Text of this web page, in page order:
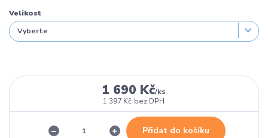
Velikost
1 690 Kč/ks
1 397 Kč bez DPH
Přidat do košíku